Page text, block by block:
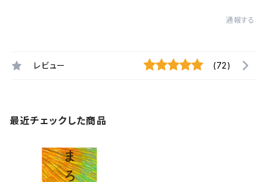
通報する
レビュー (72)
最近チェックした商品